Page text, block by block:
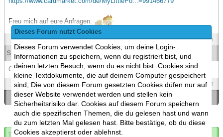
Dieses Forum nutzt Cookies
Dieses Forum verwendet Cookies, um deine Login-
Informationen zu speichern, wenn du registriert bist, und
deinen letzten Besuch, wenn du es nicht bist. Cookies sind
kleine Textdokumente, die auf deinem Computer gespeichert
sind; Die von diesem Forum gesetzten Cookies düfen nur auf
dieser Website verwendet werden und stellen kein
Sicherheitsrisiko dar. Cookies auf diesem Forum speichern
auch die spezifischen Themen, die du gelesen hast und wann
du zum letzten Mal gelesen hast. Bitte bestätige, ob du diese
Cookies akzeptierst oder ablehnst.
Freu mich auf eure Anfragen.
Spoilers
Zitieren
(14.08.2024 )
StarshinePony
Gibts die Karten noch
Spoilers Zitieren
« Ein Thema zurück|Ein Thema vor »
Thema abonnieren